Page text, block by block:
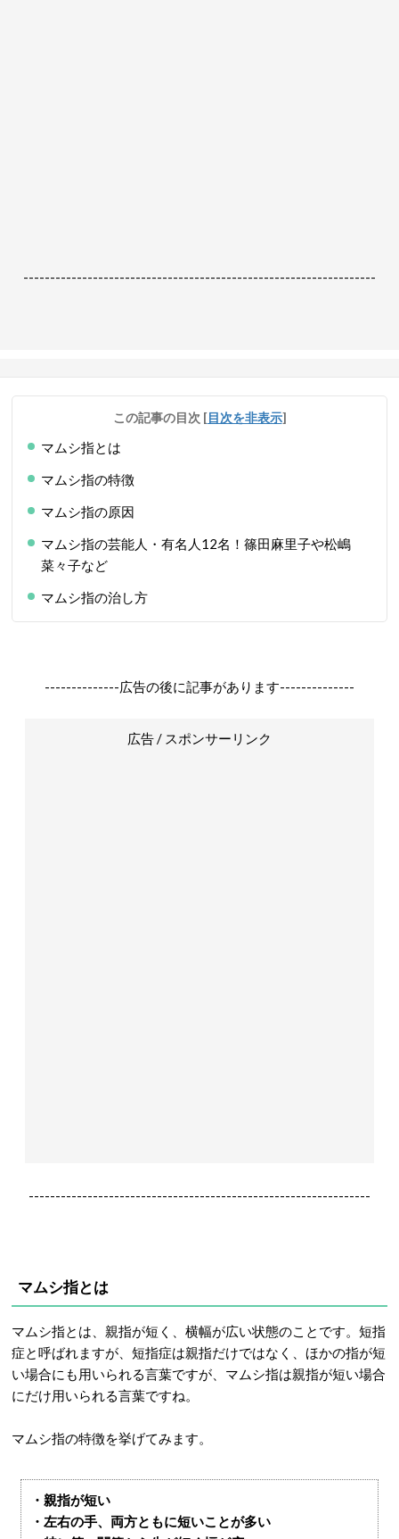
------------------------------------------------------------------
この記事の目次 [目次を非表示]
マムシ指とは
マムシ指の特徴
マムシ指の原因
マムシ指の芸能人・有名人12名！篠田麻里子や松嶋
菜々子など
マムシ指の治し方
--------------広告の後に記事があります--------------
広告 / スポンサーリンク
----------------------------------------------------------------
マムシ指とは
マムシ指とは、親指が短く、横幅が広い状態のことです。短指
症と呼ばれますが、短指症は親指だけではなく、ほかの指が短
い場合にも用いられる言葉ですが、マムシ指は親指が短い場合
にだけ用いられる言葉ですね。
マムシ指の特徴を挙げてみます。
・親指が短い
・左右の手、両方ともに短いことが多い